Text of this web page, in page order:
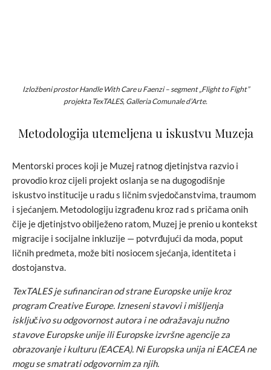
Izložbeni prostor Handle With Care u Faenzi – segment „Flight to Fight”
projekta TexTALES, Galleria Comunale d’Arte.
Metodologija utemeljena u iskustvu Muzeja
Mentorski proces koji je Muzej ratnog djetinjstva razvio i
provodio kroz cijeli projekt oslanja se na dugogodišnje
iskustvo institucije u radu s ličnim svjedočanstvima, traumom
i sjećanjem. Metodologiju izgrađenu kroz rad s pričama onih
čije je djetinjstvo obilježeno ratom, Muzej je prenio u kontekst
migracije i socijalne inkluzije — potvrđujući da moda, poput
ličnih predmeta, može biti nosiocem sjećanja, identiteta i
dostojanstva.
TexTALES je sufinanciran od strane Europske unije kroz
program Creative Europe. Izneseni stavovi i mišljenja
isključivo su odgovornost autora i ne odražavaju nužno
stavove Europske unije ili Europske izvršne agencije za
obrazovanje i kulturu (EACEA). Ni Europska unija ni EACEA ne
mogu se smatrati odgovornim za njih.